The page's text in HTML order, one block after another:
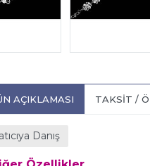
AÇIKLAMASI TAKSIT /
Danış